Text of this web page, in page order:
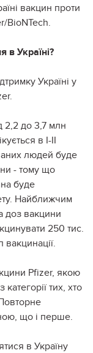
вакцин проти
BioNTech.
Україні?
Україні у
2,2 до 3,7 млн
в I-II
людей буде
- тому що
буде
Найближчим
доз вакцини
250 тис.
Pfizer, якою
тих, хто
що і перше.
в Україну